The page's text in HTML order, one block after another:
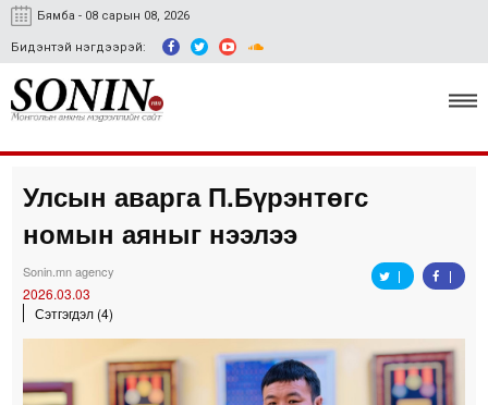
Бямба - 08 сарын 08, 2026
Бидэнтэй нэгдээрэй:
Улс төр, эдийн засаг
Гэмт хэрэг
Спорт
Easy news
Улсын аварга П.Бүрэнтөгс
номын аяныг нээлээ
Sonin.mn agency
2026.03.03
Сэтгэгдэл (4)